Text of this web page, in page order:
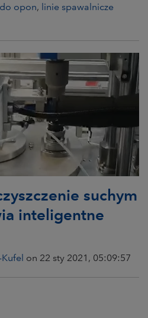
opon, linie spawalnicze
suchym
inteligentne
on 22 sty 2021, 05:09:57